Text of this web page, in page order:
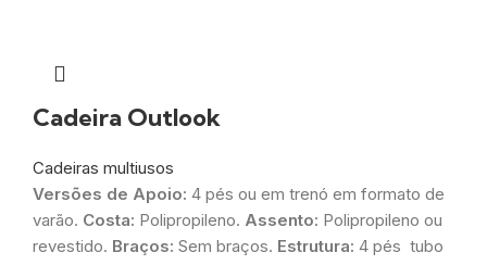
Cadeira Outlook
Cadeiras multiusos
Versões de Apoio: 4 pés ou em trenó em formato de
varão. Costa: Polipropileno. Assento: Polipropileno ou
revestido. Braços: Sem braços. Estrutura: 4 pés tubo